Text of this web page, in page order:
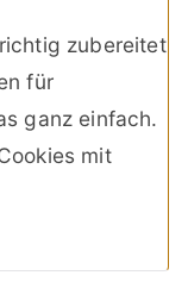
zubereitet
für
ganz einfach.
mit